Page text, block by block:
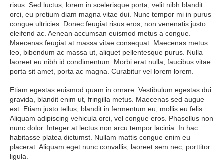
risus. Sed luctus, lorem in scelerisque porta, velit nibh blandit
orci, eu pretium diam magna vitae dui. Nunc tempor mi in purus
congue ultricies. Donec feugiat risus eros, non venenatis justo
eleifend ac. Aenean accumsan euismod metus a congue.
Maecenas feugiat at massa vitae consequat. Maecenas metus
leo, bibendum ac massa ut, aliquet pellentesque purus. Nulla
laoreet eu nibh id condimentum. Morbi erat nulla, faucibus vitae
porta sit amet, porta ac magna. Curabitur vel lorem lorem.
Etiam egestas euismod quam in ornare. Vestibulum egestas dui
gravida, blandit enim ut, fringilla metus. Maecenas sed augue
est. Etiam justo tellus, blandit in fermentum eu, mollis eu felis.
Aliquam adipiscing vehicula orci, vel congue eros. Phasellus non
nunc dolor. Integer at lectus non arcu tempor lacinia. In hac
habitasse platea dictumst. Nullam mattis congue enim eu
placerat. Aliquam eget nunc convallis, laoreet sem nec, porttitor
ligula.